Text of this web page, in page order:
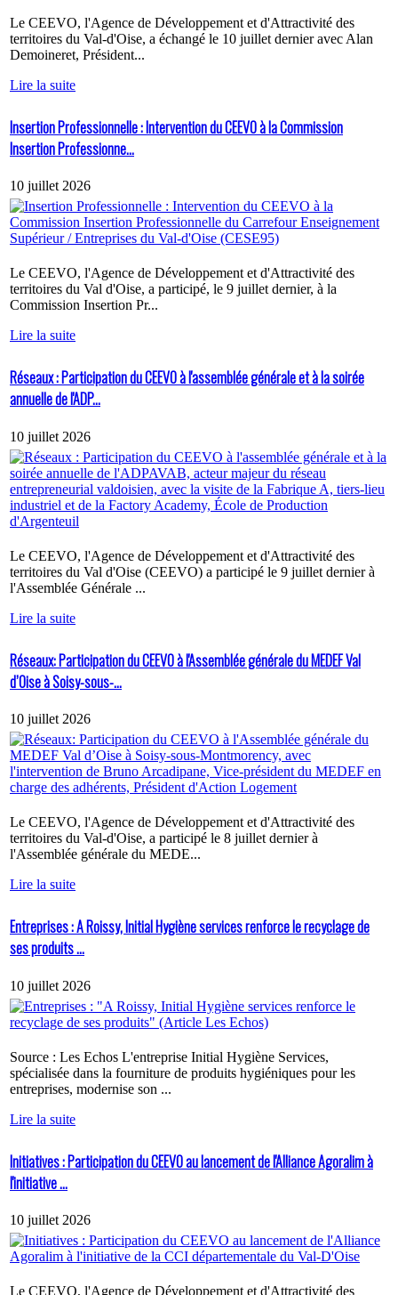
Le CEEVO, l'Agence de Développement et d'Attractivité des
territoires du Val-d'Oise, a échangé le 10 juillet dernier avec Alan
Demoineret, Président...
Lire la suite
Insertion Professionnelle : Intervention du CEEVO à la Commission
Insertion Professionne...
10 juillet 2026
Le CEEVO, l'Agence de Développement et d'Attractivité des
territoires du Val d'Oise, a participé, le 9 juillet dernier, à la
Commission Insertion Pr...
Lire la suite
Réseaux : Participation du CEEVO à l'assemblée générale et à la soirée
annuelle de l'ADP...
10 juillet 2026
Le CEEVO, l'Agence de Développement et d'Attractivité des
territoires du Val d'Oise (CEEVO) a participé le 9 juillet dernier à
l'Assemblée Générale ...
Lire la suite
Réseaux: Participation du CEEVO à l'Assemblée générale du MEDEF Val
d’Oise à Soisy-sous-...
10 juillet 2026
Le CEEVO, l'Agence de Développement et d'Attractivité des
territoires du Val-d'Oise, a participé le 8 juillet dernier à
l'Assemblée générale du MEDE...
Lire la suite
Entreprises : A Roissy, Initial Hygiène services renforce le recyclage de
ses produits ...
10 juillet 2026
Source : Les Echos L'entreprise Initial Hygiène Services,
spécialisée dans la fourniture de produits hygiéniques pour les
entreprises, modernise son ...
Lire la suite
Initiatives : Participation du CEEVO au lancement de l'Alliance Agoralim à
l'initiative ...
10 juillet 2026
Le CEEVO, l'Agence de Développement et d'Attractivité des